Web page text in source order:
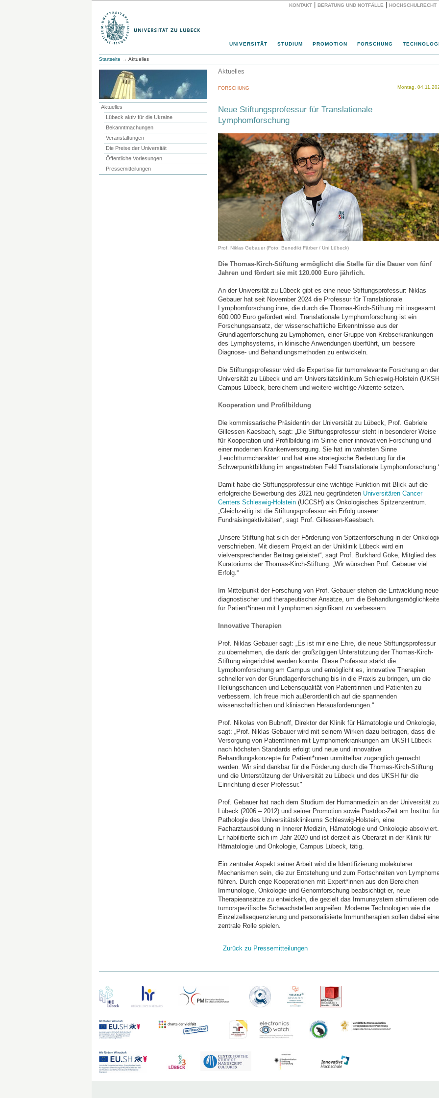
KONTAKT BERATUNG UND NOTFÄLLE HOCHSCHULRECHT
UNIVERSITÄT STUDIUM PROMOTION FORSCHUNG
Startseite → Aktuelles
Aktuelles
Lübeck aktiv für die Ukraine
Bekanntmachungen
Veranstaltungen
Die Preise der Universität
Öffentliche Vorlesungen
Pressemitteilungen
Aktuelles
Montag,
FORSCHUNG
Neue Stiftungsprofessur für Translationale
Lymphomforschung
Prof. Niklas Gebauer (Foto: Benedikt Färber / Uni Lübeck)
Die Thomas-Kirch-Stiftung ermöglicht die Stelle für die Dauer von fünf
Jahren und fördert sie mit 120.000 Euro jährlich.
An der Universität zu Lübeck gibt es eine neue Stiftungsprofessur: Niklas
Gebauer hat seit November 2024 die Professur für Translationale
Lymphomforschung inne, die durch die Thomas-Kirch-Stiftung mit insgesamt
600.000 Euro gefördert wird. Translationale Lymphomforschung ist ein
Forschungsansatz, der wissenschaftliche Erkenntnisse aus der
Grundlagenforschung zu Lymphomen, einer Gruppe von Krebserkrankungen
des Lymphsystems, in klinische Anwendungen überführt, um bessere
Diagnose- und Behandlungsmethoden zu entwickeln.
Die Stiftungsprofessur wird die Expertise für tumorrelevante Forschung an der
Universität zu Lübeck und am Universitätsklinikum Schleswig-Holstein
Campus Lübeck, bereichern und weitere wichtige Akzente setzen.
Kooperation und Profilbildung
Die kommissarische Präsidentin der Universität zu Lübeck, Prof. Gabriele
Gillessen-Kaesbach, sagt: „Die Stiftungsprofessur steht in besonderer Weise
für Kooperation und Profilbildung im Sinne einer innovativen Forschung und
einer modernen Krankenversorgung. Sie hat im wahrsten Sinne
,Leuchtturmcharakter‘ und hat eine strategische Bedeutung für die
Schwerpunktbildung im angestrebten Feld Translationale
Damit habe die Stiftungsprofessur eine wichtige Funktion mit Blick auf die
erfolgreiche Bewerbung des 2021 neu gegründeten Universitären Cancer
Centers Schleswig-Holstein(UCCSH) als Onkologisches Spitzenzentrum.
„Gleichzeitig ist die Stiftungsprofessur ein Erfolg unserer
Fundraisingaktivitäten“, sagt Prof. Gillessen-Kaesbach.
„Unsere Stiftung hat sich der Förderung von Spitzenforschung in der
verschrieben. Mit diesem Projekt an der Uniklinik Lübeck wird ein
vielversprechender Beitrag geleistet“, sagt Prof. Burkhard Göke, Mitglied des
Kuratoriums der Thomas-Kirch-Stiftung. „Wir wünschen Prof. Gebauer viel
Erfolg.“
Im Mittelpunkt der Forschung von Prof. Gebauer stehen die Entwicklung
diagnostischer und therapeutischer Ansätze, um die
für Patient*innen mit Lymphomen signifikant zu verbessern.
Innovative Therapien
Prof. Niklas Gebauer sagt: „Es ist mir eine Ehre, die neue Stiftungsprofessur
zu übernehmen, die dank der großzügigen Unterstützung der Thomas-Kirch-
Stiftung eingerichtet werden konnte. Diese Professur stärkt die
Lymphomforschung am Campus und ermöglicht es, innovative Therapien
schneller von der Grundlagenforschung bis in die Praxis zu bringen, um die
Heilungschancen und Lebensqualität von Patientinnen und Patienten zu
verbessern. Ich freue mich außerordentlich auf die spannenden
wissenschaftlichen und klinischen Herausforderungen.“
Prof. Nikolas von Bubnoff, Direktor der Klinik für Hämatologie und Onkologie,
sagt: „Prof. Niklas Gebauer wird mit seinem Wirken dazu beitragen, dass die
Versorgung von PatientInnen mit Lymphomerkrankungen am UKSH Lübeck
nach höchsten Standards erfolgt und neue und innovative
Behandlungskonzepte für Patient*nnen unmittelbar zugänglich gemacht
werden. Wir sind dankbar für die Förderung durch die Thomas-Kirch-Stiftung
und die Unterstützung der Universität zu Lübeck und des UKSH für die
Einrichtung dieser Professur."
Prof. Gebauer hat nach dem Studium der Humanmedizin an der Universität zu
Lübeck (2006 – 2012) und seiner Promotion sowie Postdoc-Zeit am Institut für
Pathologie des Universitätsklinikums Schleswig-Holstein, eine
Facharztausbildung in Innerer Medizin, Hämatologie und Onkologie absolviert.
Er habilitierte sich im Jahr 2020 und ist derzeit als Oberarzt in der Klinik für
Hämatologie und Onkologie, Campus Lübeck, tätig.
Ein zentraler Aspekt seiner Arbeit wird die Identifizierung molekularer
Mechanismen sein, die zur Entstehung und zum Fortschreiten von
führen. Durch enge Kooperationen mit Expert*innen aus den Bereichen
Immunologie, Onkologie und Genomforschung beabsichtigt er, neue
Therapieansätze zu entwickeln, die gezielt das Immunsystem stimulieren
tumorspezifische Schwachstellen angreifen. Moderne Technologien wie die
Einzelzellsequenzierung und personalisierte Immuntherapien sollen dabei eine
zentrale Rolle spielen.
Zurück zu Pressemitteilungen